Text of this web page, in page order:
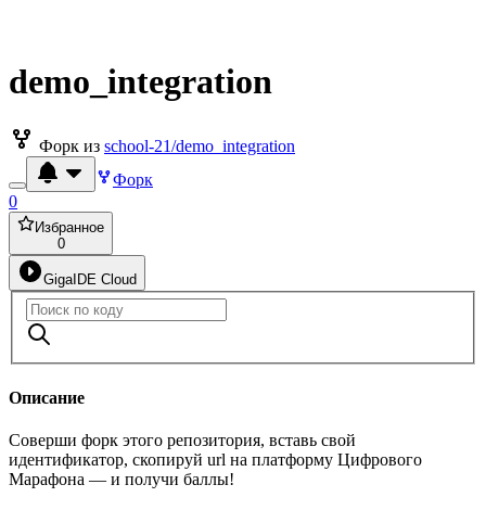
demo_integration
Форк из school-21/demo_integration
Форк
0
Избранное
0
GigaIDE Cloud
Описание
Соверши форк этого репозитория, вставь свой
идентификатор, скопируй url на платформу Цифрового
Марафона — и получи баллы!